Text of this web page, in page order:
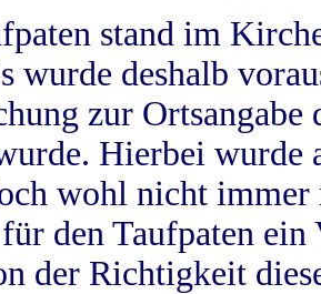
stand im
wurde deshalb
zur
Hierbei wurde
wohl nicht
den Taufpaten
der Richtigkeit